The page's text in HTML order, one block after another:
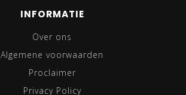
INFORMATIE
Over ons
Algemene voorwaarden
Proclaimer
Privacy Policy